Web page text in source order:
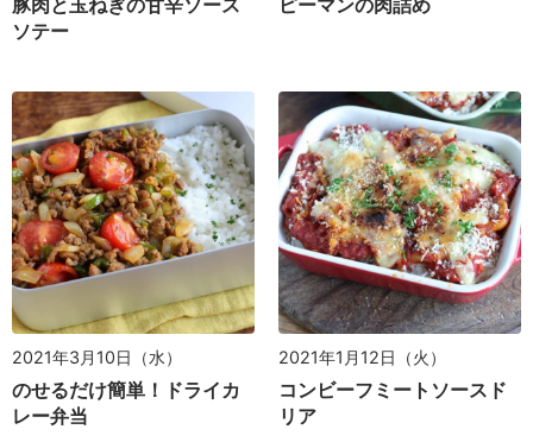
豚肉と玉ねぎの甘辛ソース
ソテー
ピーマンの肉詰め
2021年3月10日（水）
のせるだけ簡単！ドライカ
レー弁当
2021年1月12日（火）
コンビーフミートソースド
リア